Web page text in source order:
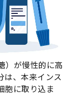
）が慢性的に高
は、本来インス
胞に取り込ま